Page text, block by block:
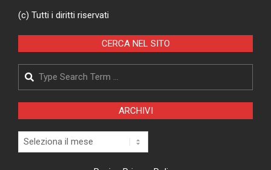
(c) Tutti i diritti riservati
CERCA NEL SITO
Search
ARCHIVI
Archivi